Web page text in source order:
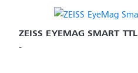
ZEISS EYEMAG SMART TTL
-